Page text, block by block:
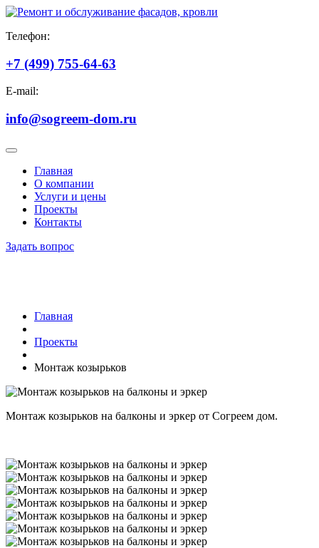
Телефон:
+7 (499) 755-64-63
E-mail:
info@sogreem-dom.ru
Главная
О компании
Услуги и цены
Проекты
Контакты
Задать вопрос
Главная
Проекты
Монтаж козырьков
Монтаж козырьков на балконы и эркер от Согреем дом.